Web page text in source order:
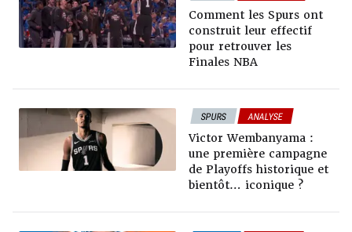
Comment les Spurs ont
construit leur effectif
pour retrouver les
Finales NBA
SPURS
ANALYSE
DOSSIERS TT
PLAYOFFS NBA
Victor Wembanyama :
une première campagne
de Playoffs historique et
bientôt… iconique ?